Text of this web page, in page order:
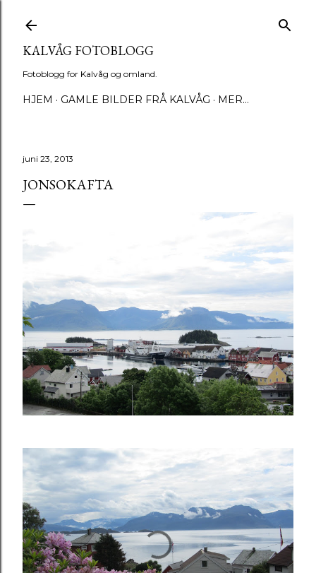
KALVÅG FOTOBLOGG
Fotoblogg for Kalvåg og omland.
HJEM GAMLE BILDER FRÅ KALVÅG MER…
juni 23, 2013
JONSOKAFTA